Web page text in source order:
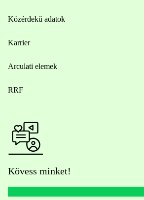
Közérdekű adatok
Karrier
Arculati elemek
RRF
Kövess minket!